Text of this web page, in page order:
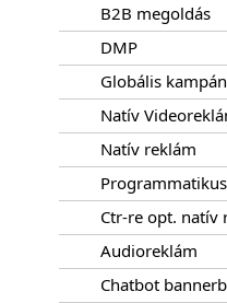
B2B megoldás
DMP
Globális
Natív
Natív reklám
Ctr-re opt. natív
Audioreklám
Chatbot